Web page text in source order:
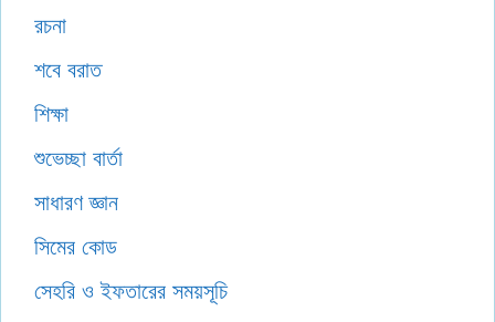
রচনা
শবে বরাত
শিক্ষা
শুভেচ্ছা বার্তা
সাধারণ জ্ঞান
সিমের কোড
সেহরি ও ইফতারের সময়সূচি